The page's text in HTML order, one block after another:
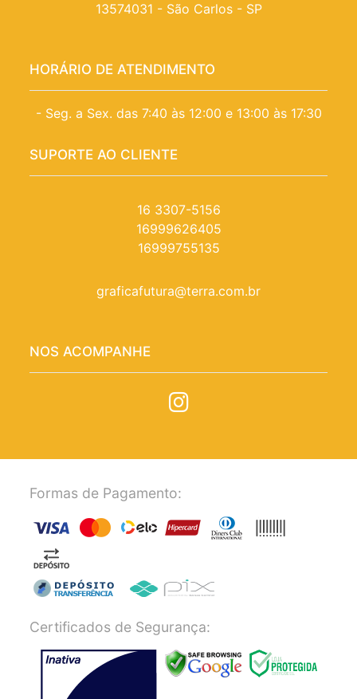
13574031 - São Carlos - SP
HORÁRIO DE ATENDIMENTO
- Seg. a Sex. das 7:40 às 12:00 e 13:00 às 17:30
SUPORTE AO CLIENTE
16 3307-5156
16999626405
16999755135
graficafutura@terra.com.br
NOS ACOMPANHE
Formas de Pagamento:
Certificados de Segurança: